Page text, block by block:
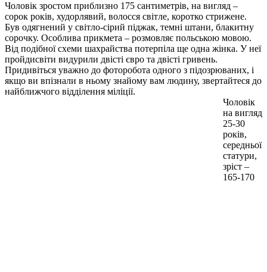
Чоловік зростом приблизно 175 сантиметрів, на вигляд –
сорок років, худорлявий, волосся світле, коротко стрижене.
Був одягнений у світло-сірий піджак, темні штани, блакитну
сорочку. Особлива прикмета – розмовляє польською мовою.
Від подібної схеми шахрайства потерпіла ще одна жінка. У неї
пройдисвіти видурили двісті євро та двісті гривень.
Придивіться уважно до фоторобота одного з підозрюваних, і
якщо ви впізнали в ньому знайому вам людину, звертайтеся до
найближчого відділення міліції.
Чоловік
на вигляд
25-30
років,
середньої
статури,
зріст –
165-170